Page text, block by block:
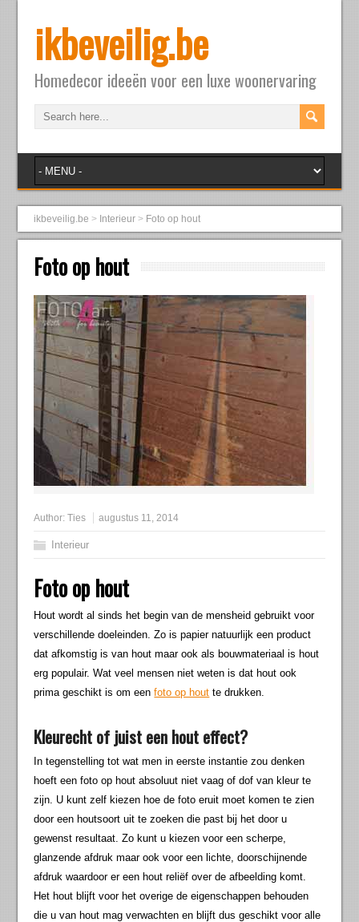
ikbeveilig.be
Homedecor ideeën voor een luxe woonervaring
ikbeveilig.be > Interieur > Foto op hout
Foto op hout
Author:Ties augustus 11, 2014
Interieur
Foto op hout
Hout wordt al sinds het begin van de mensheid gebruikt voor
verschillende doeleinden. Zo is papier natuurlijk een product
dat afkomstig is van hout maar ook als bouwmateriaal is hout
erg populair. Wat veel mensen niet weten is dat hout ook
prima geschikt is om eenfoto op hout te drukken.
Kleurecht of juist een hout effect?
In tegenstelling tot wat men in eerste instantie zou denken
hoeft een foto op hout absoluut niet vaag of dof van kleur te
zijn. U kunt zelf kiezen hoe de foto eruit moet komen te zien
door een houtsoort uit te zoeken die past bij het door u
gewenst resultaat. Zo kunt u kiezen voor een scherpe,
glanzende afdruk maar ook voor een lichte, doorschijnende
afdruk waardoor er een hout reliëf over de afbeelding komt.
Het hout blijft voor het overige de eigenschappen behouden
die u van hout mag verwachten en blijft dus geschikt voor alle